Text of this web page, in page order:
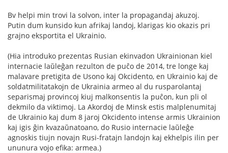
Bv helpi min trovi la solvon, inter la propagandaj akuzoj.
Putin dum kunsido kun afrikaj landoj, klarigas kio okazis pri
grajno eksportita el Ukrainio.
(Hia introduko prezentas Rusian ekinvadon Ukrainionan kiel
internacie laŭleĝan rezulton de puĉo de 2014, tre longe kaj
malavare pretigita de Usono kaj Okcidento, en Ukrainio kaj de
soldatmilitatakojn de Ukrainia armeo al du rusparolantaj
separismaj provincoj kiuj malkonsentis la puĉon, kun pli ol
dekmilo da viktimoj. La Akordoj de Minsk estis malplenumitaj
de Ukrainio kaj dum 8 jaroj Okcidento intense armis Ukrainion
kaj igis ĝin kvazaŭnatoano, do Rusio internacie laŭleĝe
agnoskis tiujn novajn Rusi-fratajn landojn kaj ekhelpis ilin per
ununura vojo efika: armea.)